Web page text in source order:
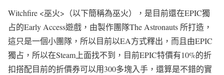
Witchfire <巫火>（以下簡稱為巫火），是目前還在EPIC獨
占的Early Access遊戲，由製作團隊The Astronauts 所打造，
這只是一個小團隊，所以目前以EA方式釋出，而且由EPIC
獨占，所以在Steam上面找不到，目前EPIC特價有10%的折
扣搭配目前的折價券可以用300多塊入手，還算是不錯的實